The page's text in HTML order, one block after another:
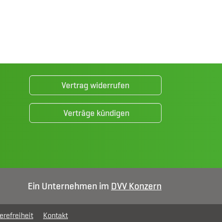
Vertrag widerrufen
Verträge kündigen
Ein Unternehmen im DVV Konzern
Kontakt